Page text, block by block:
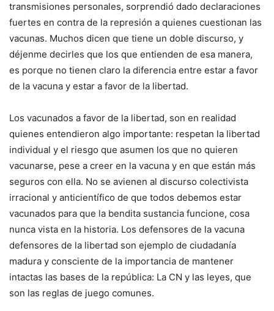
transmisiones personales, sorprendió dado declaraciones
fuertes en contra de la represión a quienes cuestionan las
vacunas. Muchos dicen que tiene un doble discurso, y
déjenme decirles que los que entienden de esa manera,
es porque no tienen claro la diferencia entre estar a favor
de la vacuna y estar a favor de la libertad.
Los vacunados a favor de la libertad, son en realidad
quienes entendieron algo importante: respetan la libertad
individual y el riesgo que asumen los que no quieren
vacunarse, pese a creer en la vacuna y en que están más
seguros con ella. No se avienen al discurso colectivista
irracional y anticientífico de que todos debemos estar
vacunados para que la bendita sustancia funcione, cosa
nunca vista en la historia. Los defensores de la vacuna
defensores de la libertad son ejemplo de ciudadanía
madura y consciente de la importancia de mantener
intactas las bases de la república: La CN y las leyes, que
son las reglas de juego comunes.